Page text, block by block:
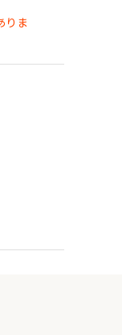
りま